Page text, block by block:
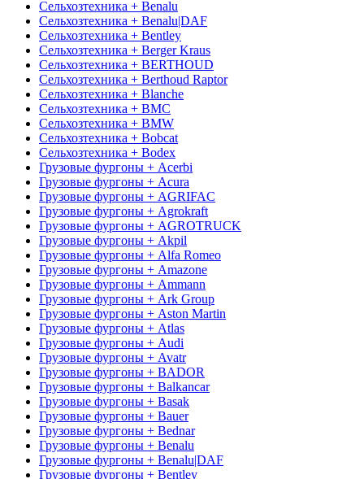
Сельхозтехника + Benalu
Сельхозтехника + Benalu|DAF
Сельхозтехника + Bentley
Сельхозтехника + Berger Kraus
Сельхозтехника + BERTHOUD
Сельхозтехника + Berthoud Raptor
Сельхозтехника + Blanche
Сельхозтехника + BMC
Сельхозтехника + BMW
Сельхозтехника + Bobcat
Сельхозтехника + Bodex
Грузовые фургоны + Acerbi
Грузовые фургоны + Acura
Грузовые фургоны + AGRIFAC
Грузовые фургоны + Agrokraft
Грузовые фургоны + AGROTRUCK
Грузовые фургоны + Akpil
Грузовые фургоны + Alfa Romeo
Грузовые фургоны + Amazone
Грузовые фургоны + Ammann
Грузовые фургоны + Ark Group
Грузовые фургоны + Aston Martin
Грузовые фургоны + Atlas
Грузовые фургоны + Audi
Грузовые фургоны + Avatr
Грузовые фургоны + BADOR
Грузовые фургоны + Balkancar
Грузовые фургоны + Basak
Грузовые фургоны + Bauer
Грузовые фургоны + Bednar
Грузовые фургоны + Benalu
Грузовые фургоны + Benalu|DAF
Грузовые фургоны + Bentley